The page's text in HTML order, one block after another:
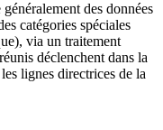
des données
catégories spéciales
via un traitement
déclenchent dans la
lignes directrices de la